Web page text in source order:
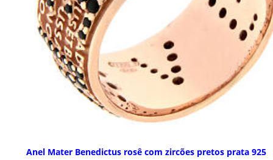
Anel Mater Benedictus rosê com zircões pretos prata 925